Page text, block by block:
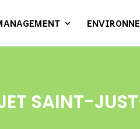
SAINT-